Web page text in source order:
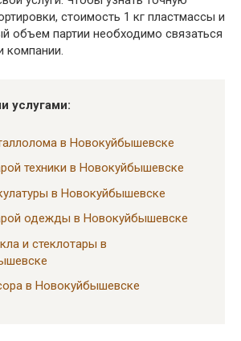
стоимость 1 кг пластмассы и
объем партии необходимо связаться
компании.
услугами:
в Новокуйбышевске
техники в Новокуйбышевске
в Новокуйбышевске
одежды в Новокуйбышевске
и стеклотары в
в Новокуйбышевске